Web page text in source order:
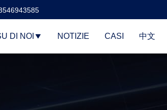
DI NOI NOTIZIE CASI 中文